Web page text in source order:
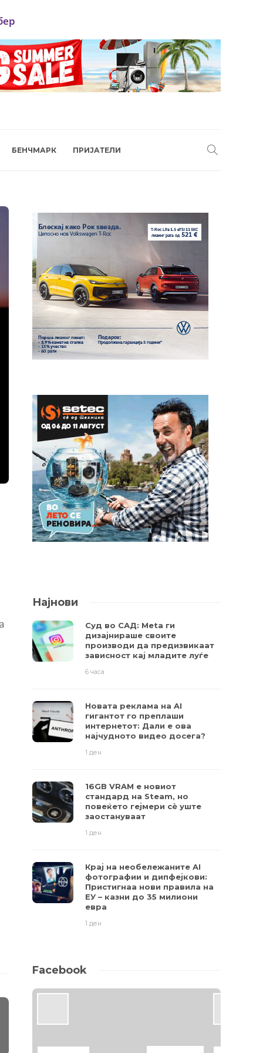
БЕНЧМАРК ПРИЈАТЕЛИ
Најнови
Суд во САД: Meta ги
дизајнираше своите
производи да предизвикаат
зависност кај младите луѓе
6 часа
Новата реклама на AI
гигантот го преплаши
интернетот: Дали е ова
најчудното видео досега?
1 ден
16GB VRAM е новиот
стандард на Steam, но
повеќето гејмери ​​сè уште
заостануваат
1 ден
Крај на необележаните AI
фотографии и дипфејкови:
Пристигнаа нови правила на
ЕУ – казни до 35 милиони
евра
1 ден
Facebook